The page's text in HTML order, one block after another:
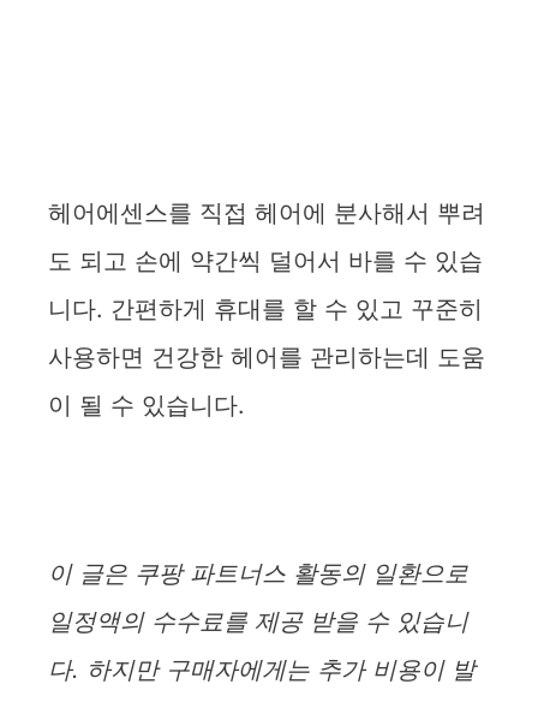
헤어에센스를 직접 헤어에 분사해서 뿌려
도 되고 손에 약간씩 덜어서 바를 수 있습
니다. 간편하게 휴대를 할 수 있고 꾸준히
사용하면 건강한 헤어를 관리하는데 도움
이 될 수 있습니다.
이 글은 쿠팡 파트너스 활동의 일환으로
일정액의 수수료를 제공 받을 수 있습니
다. 하지만 구매자에게는 추가 비용이 발